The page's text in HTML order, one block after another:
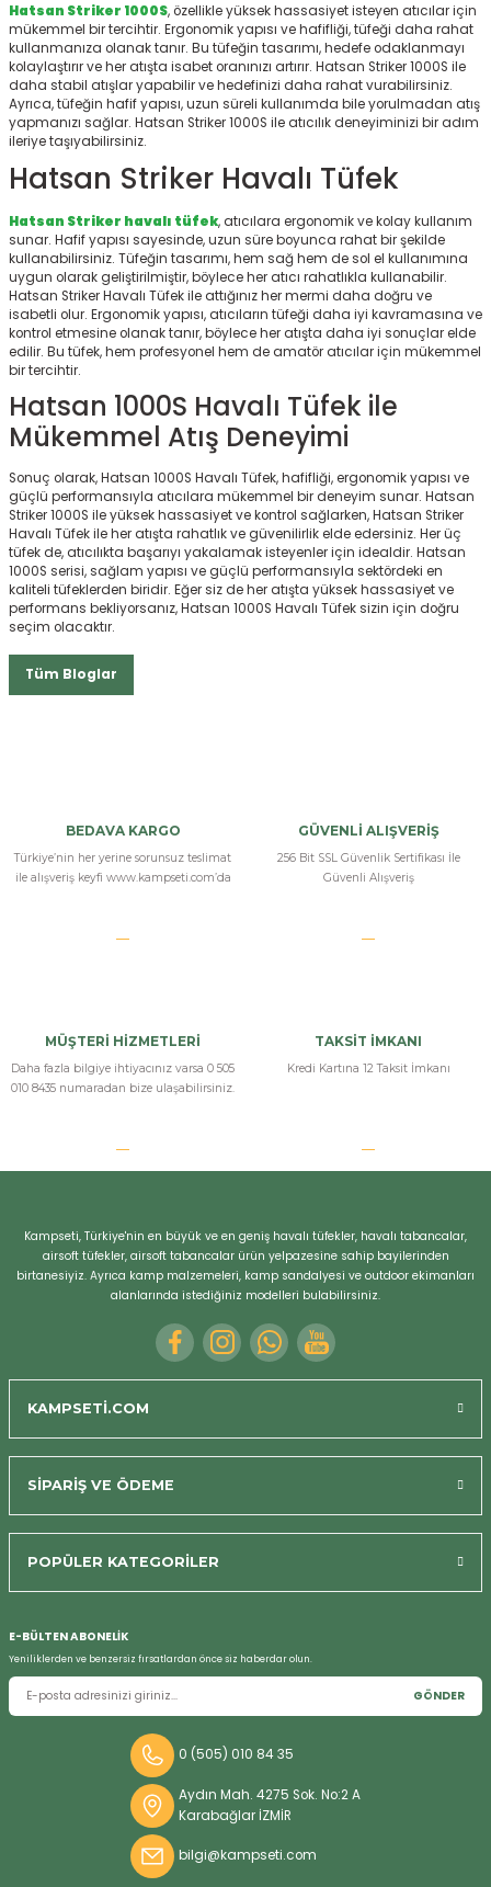
Hatsan Striker 1000S, özellikle yüksek hassasiyet isteyen atıcılar için
mükemmel bir tercihtir. Ergonomik yapısı ve hafifliği, tüfeği daha rahat
kullanmanıza olanak tanır. Bu tüfeğin tasarımı, hedefe odaklanmayı
kolaylaştırır ve her atışta isabet oranınızı artırır. Hatsan Striker 1000S ile
daha stabil atışlar yapabilir ve hedefinizi daha rahat vurabilirsiniz.
Ayrıca, tüfeğin hafif yapısı, uzun süreli kullanımda bile yorulmadan atış
yapmanızı sağlar. Hatsan Striker 1000S ile atıcılık deneyiminizi bir adım
ileriye taşıyabilirsiniz.
Hatsan Striker Havalı Tüfek
Hatsan Striker havalı tüfek, atıcılara ergonomik ve kolay kullanım
sunar. Hafif yapısı sayesinde, uzun süre boyunca rahat bir şekilde
kullanabilirsiniz. Tüfeğin tasarımı, hem sağ hem de sol el kullanımına
uygun olarak geliştirilmiştir, böylece her atıcı rahatlıkla kullanabilir.
Hatsan Striker Havalı Tüfek ile attığınız her mermi daha doğru ve
isabetli olur. Ergonomik yapısı, atıcıların tüfeği daha iyi kavramasına ve
kontrol etmesine olanak tanır, böylece her atışta daha iyi sonuçlar elde
edilir. Bu tüfek, hem profesyonel hem de amatör atıcılar için mükemmel
bir tercihtir.
Hatsan 1000S Havalı Tüfek ile
Mükemmel Atış Deneyimi
Sonuç olarak, Hatsan 1000S Havalı Tüfek, hafifliği, ergonomik yapısı ve
güçlü performansıyla atıcılara mükemmel bir deneyim sunar. Hatsan
Striker 1000S ile yüksek hassasiyet ve kontrol sağlarken, Hatsan Striker
Havalı Tüfek ile her atışta rahatlık ve güvenilirlik elde edersiniz. Her üç
tüfek de, atıcılıkta başarıyı yakalamak isteyenler için idealdir. Hatsan
1000S serisi, sağlam yapısı ve güçlü performansıyla sektördeki en
kaliteli tüfeklerden biridir. Eğer siz de her atışta yüksek hassasiyet ve
performans bekliyorsanız, Hatsan 1000S Havalı Tüfek sizin için doğru
seçim olacaktır.
Tüm Bloglar
BEDAVA KARGO
Türkiye’nin her yerine sorunsuz teslimat
ile alışveriş keyfi www.kampseti.com’da
GÜVENLİ ALIŞVERİŞ
256 Bit SSL Güvenlik Sertifikası İle
Güvenli Alışveriş
MÜŞTERİ HİZMETLERİ
Daha fazla bilgiye ihtiyacınız varsa 0 505
010 8435 numaradan bize ulaşabilirsiniz.
TAKSİT İMKANI
Kredi Kartına 12 Taksit İmkanı
Kampseti, Türkiye'nin en büyük ve en geniş havalı tüfekler, havalı tabancalar,
airsoft tüfekler, airsoft tabancalar ürün yelpazesine sahip bayilerinden
birtanesiyiz. Ayrıca kamp malzemeleri, kamp sandalyesi ve outdoor ekimanları
alanlarında istediğiniz modelleri bulabilirsiniz.
KAMPSETİ.COM
SİPARİŞ VE ÖDEME
POPÜLER KATEGORİLER
E-BÜLTEN ABONELİK
Yeniliklerden ve benzersiz fırsatlardan önce siz haberdar olun.
GÖNDER
0 (505) 010 84 35
Aydın Mah. 4275 Sok. No:2 A
Karabağlar İZMİR
bilgi@kampseti.com
Bizi Arayın